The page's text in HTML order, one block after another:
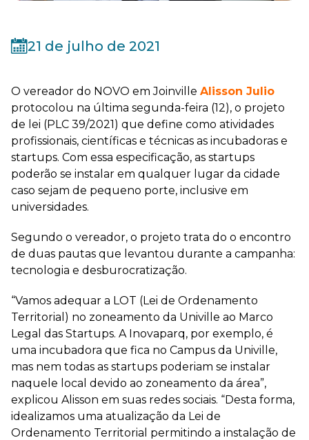
21 de julho de 2021
O vereador do NOVO em Joinville Alisson Julio
protocolou na última segunda-feira (12), o projeto
de lei (PLC 39/2021) que define como atividades
profissionais, científicas e técnicas as incubadoras e
startups. Com essa especificação, as startups
poderão se instalar em qualquer lugar da cidade
caso sejam de pequeno porte, inclusive em
universidades.
Segundo o vereador, o projeto trata do o encontro
de duas pautas que levantou durante a campanha:
tecnologia e desburocratização.
“Vamos adequar a LOT (Lei de Ordenamento
Territorial) no zoneamento da Univille ao Marco
Legal das Startups. A Inovaparq, por exemplo, é
uma incubadora que fica no Campus da Univille,
mas nem todas as startups poderiam se instalar
naquele local devido ao zoneamento da área”,
explicou Alisson em suas redes sociais. “Desta forma,
idealizamos uma atualização da Lei de
Ordenamento Territorial permitindo a instalação de